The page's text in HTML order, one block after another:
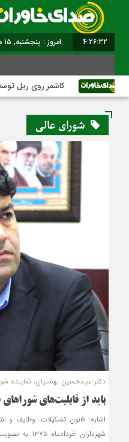
4:26:32 امروز : پنجشنبه, ۱۵ مرداد , ۱۴۰۵
کاشمر روی ریل توسعه
شورای عالی
دکتر سیدحسین بهشتیان، نماینده
باید از قابلیت‌های
اشاره: قانون تشکیلات، وظایف و
شهرداران